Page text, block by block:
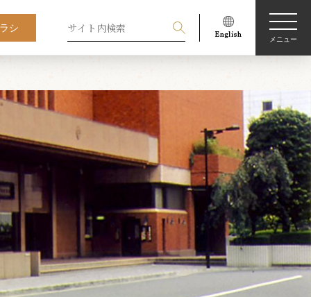
シ
メニュー